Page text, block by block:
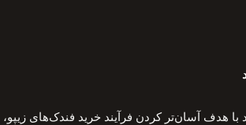
با هدف آسان‌تر کردن فرآیند خرید فندک‌های زیپو،